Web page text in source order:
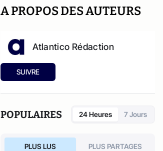
A PROPOS DES AUTEURS
Atlantico Rédaction
SUIVRE
POPULAIRES 24 Heures 7 Jours
PLUS LUS PLUS PARTAGES